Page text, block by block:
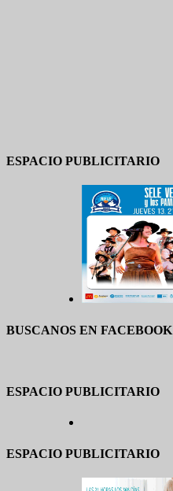
ESPACIO PUBLICITARIO
BUSCANOS EN FACEBOOK
ESPACIO PUBLICITARIO
ESPACIO PUBLICITARIO